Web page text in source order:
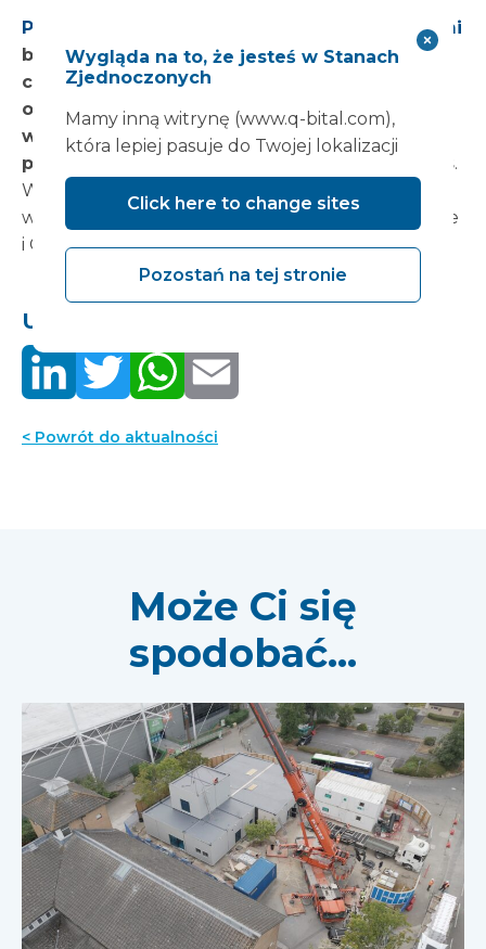
Pobierz nasz najnowszy dokument z analizami
badanie, w jaki sposób chronione możliwości
chirurgiczne, lepsza wydajność sali
operacyjnej i elastyczna infrastruktura mogą
wspierać szybszą i bardziej niezawodną
planową rekonwalescencję w całej NHS Wales.
W artykule połączono aktualne dane dotyczące
walijskich list oczekujących, dowody Royal College
i GIRFT oraz wnioski z Royal Glamorgan.
Udostępnij to:
< Powrót do aktualności
Może Ci się
spodobać...
Wygląda na to, że jesteś w Stanach
Zjednoczonych
Mamy inną witrynę (www.q-bital.com),
która lepiej pasuje do Twojej lokalizacji
Click here to change sites
Pozostań na tej stronie